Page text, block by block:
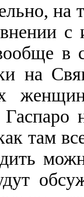
на
в
на
там